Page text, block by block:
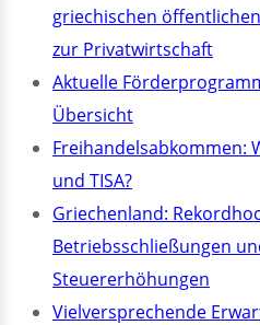
griechischen
zur Privatwirtschaft
Aktuelle
Übersicht
Freihandelsabkommen:
und TISA?
Griechenland:
Betriebsschließungen
Steuererhöhungen
Vielversprechende